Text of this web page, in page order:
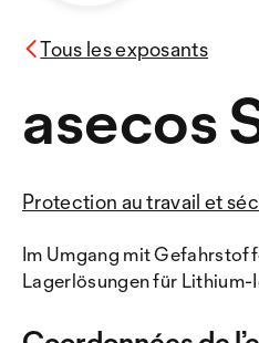
Tous les exposants
asecos
Protection au travail et
Im Umgang mit
Lagerlösungen für